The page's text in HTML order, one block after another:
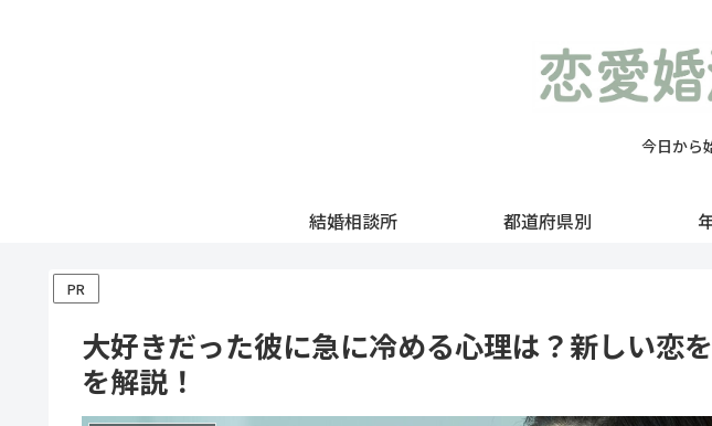
今日から
結婚相談所 都道府県別
PR
大好きだった彼に急に冷める心理は？新しい恋
を解説！